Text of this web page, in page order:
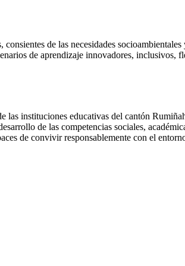
de las necesidades socioambientales
de aprendizaje innovadores, inclusivos,
las instituciones educativas del cantón
de las competencias sociales,
de convivir responsablemente con el